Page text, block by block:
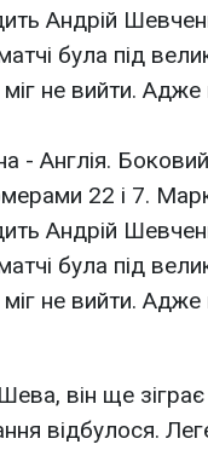
Андрій
була під
міг не вийти.
- Англія.
22 і 7.
Андрій
була під
міг не вийти.
він ще
відбулося.